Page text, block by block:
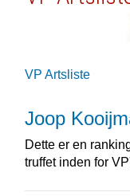
VP Artsliste
Joop
Dette er en
truffet inden for